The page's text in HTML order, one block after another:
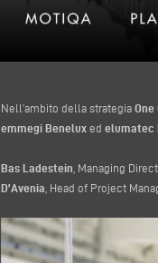
Nell’ambito della strategia One
emmegi Benelux ed elumatec
Bas Ladestein , Managing
D’Avenia , Head of Project